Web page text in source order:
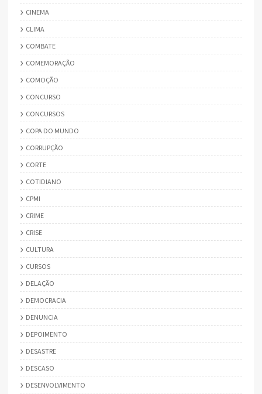
CINEMA
CLIMA
COMBATE
COMEMORAÇÃO
COMOÇÃO
CONCURSO
CONCURSOS
COPA DO MUNDO
CORRUPÇÃO
CORTE
COTIDIANO
CPMI
CRIME
CRISE
CULTURA
CURSOS
DELAÇÃO
DEMOCRACIA
DENUNCIA
DEPOIMENTO
DESASTRE
DESCASO
DESENVOLVIMENTO